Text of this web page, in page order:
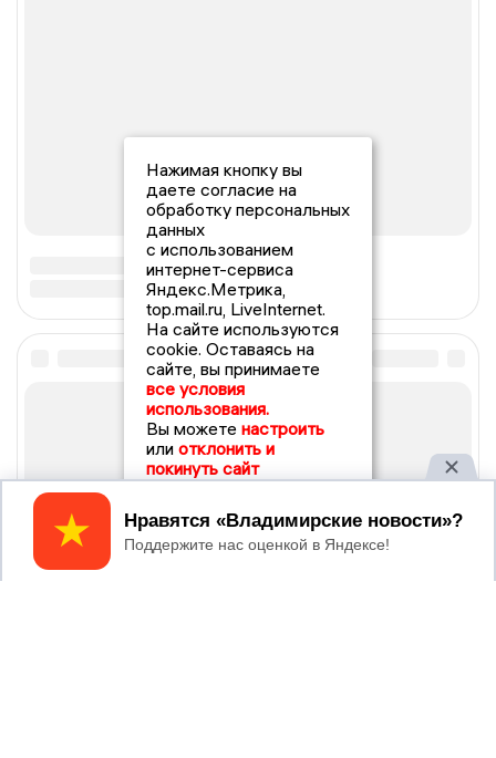
Нажимая кнопку вы
даете согласие на
обработку персональных
данных
с использованием
интернет-сервиса
Яндекс.Метрика,
top.mail.ru, LiveInternet.
На сайте используются
cookie. Оставаясь на
сайте, вы принимаете
все условия
использования.
Вы можете настроить
или отклонить и
покинуть сайт
Принять